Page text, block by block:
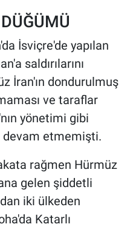
İsviçre'de yapılan
saldırılarını
İran'ın dondurulmuş
ve taraflar
yönetimi gibi
devam etmemişti.
rağmen Hürmüz
gelen şiddetli
iki ülkeden
Katarlı